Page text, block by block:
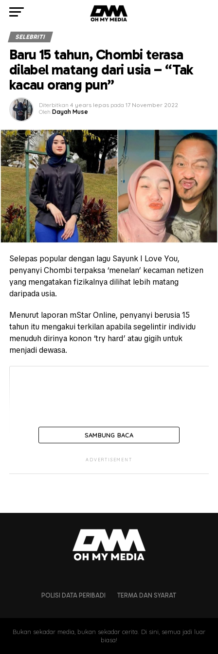
SELEBRITI
Baru 15 tahun, Chombi terasa
dilabel matang dari usia – “Tak
kacau orang pun”
Diterbitkan 4 years lepas pada 17 November 2022
Oleh Dayah Muse
Selepas popular dengan lagu Sayunk I Love You,
penyanyi Chombi terpaksa ‘menelan’ kecaman netizen
yang mengatakan fizikalnya dilihat lebih matang
daripada usia.
Menurut laporan mStar Online, penyanyi berusia 15
tahun itu mengakui terkilan apabila segelintir individu
menuduh dirinya konon ‘try hard’ atau gigih untuk
menjadi dewasa.
SAMBUNG BACA
ADVERTISEMENT
POLISI DATA PERIBADI TERMA DAN SYARAT
Bukan sekadar media, bukan sekadar cerita. Di sini, semua jadi luar
biasa!